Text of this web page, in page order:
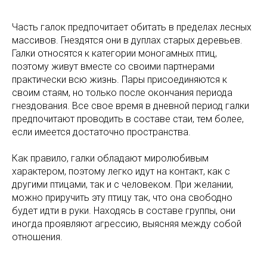
Часть галок предпочитает обитать в пределах лесных
массивов. Гнездятся они в дуплах старых деревьев.
Галки относятся к категории моногамных птиц,
поэтому живут вместе со своими партнерами
практически всю жизнь. Пары присоединяются к
своим стаям, но только после окончания периода
гнездования. Все свое время в дневной период галки
предпочитают проводить в составе стаи, тем более,
если имеется достаточно пространства.
Как правило, галки обладают миролюбивым
характером, поэтому легко идут на контакт, как с
другими птицами, так и с человеком. При желании,
можно приручить эту птицу так, что она свободно
будет идти в руки. Находясь в составе группы, они
иногда проявляют агрессию, выясняя между собой
отношения.